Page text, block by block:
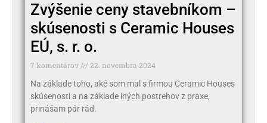
Zvýšenie ceny stavebníkom –
skúsenosti s Ceramic Houses
EÚ, s. r. o.
7 komentárov
22. novembra 2024
Na základe toho, aké som mal s firmou Ceramic Houses
skúsenosti a na základe iných postrehov z praxe,
prinášam pár rád.